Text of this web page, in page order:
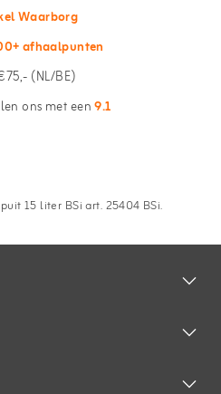
Waarborg
afhaalpunten
(NL/BE)
ons met een9.1
15 liter BSi art. 25404 BSi.